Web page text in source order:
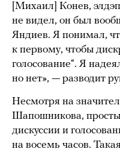
[Михаил] Конев,
не видел, он был
Яндиев. Я понимал,
к первому, чтобы
голосование“. Я
но нет», — разводит
Несмотря на
Шапошникова,
дискуссии и
на восемь часов.